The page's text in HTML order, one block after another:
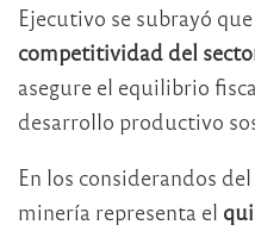
Ejecutivo se subrayó
competitividad del
asegure el equilibrio
desarrollo productivo
En los considerandos
minería representa el